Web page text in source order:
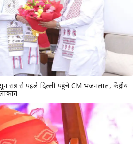
सत्र से पहले दिल्ली पहुंचे CM भजनलाल, केंद्रीय